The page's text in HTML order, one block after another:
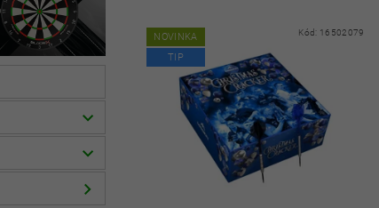
NOVINKA
TIP
Kód: 16502079